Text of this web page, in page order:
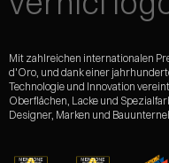
Mit zahlreichen internationalen
d'Oro, und dank einer
Technologie und Innovation
Oberflächen, Lacke und
Designer, Marken und